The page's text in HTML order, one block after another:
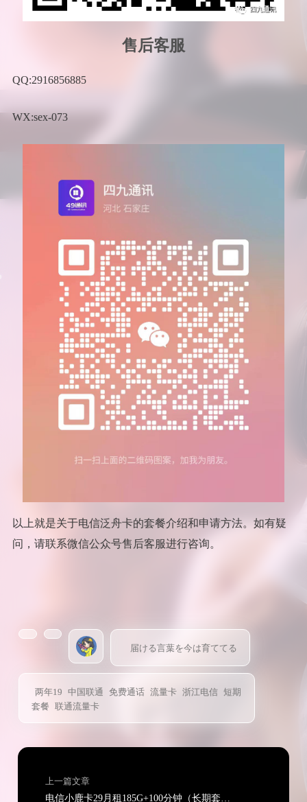
售后客服
QQ:2916856885
WX:sex-073
以上就是关于电信泛舟卡的套餐介绍和申请方法。如有疑
问，请联系微信公众号售后客服进行咨询。
届ける言葉を今は育ててる
两年19 中国联通 免费通话 流量卡 浙江电信 短期
套餐
联通流量卡
上一篇文章